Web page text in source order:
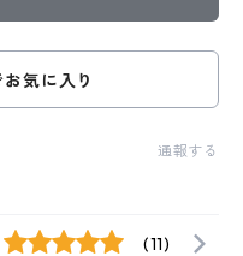
気に入り
通報する
(11)